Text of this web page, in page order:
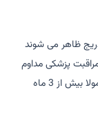
ظاهر می شوند
پزشکی مداوم
دارند. طبق آمار مرکز ملی ایالات متحده، بیماری که معمولا بیش از 3 ماه